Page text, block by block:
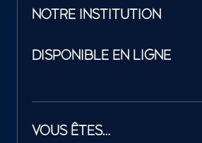
NOTRE INSTITUTION
DISPONIBLE EN LIGNE
VOUS ÊTES…